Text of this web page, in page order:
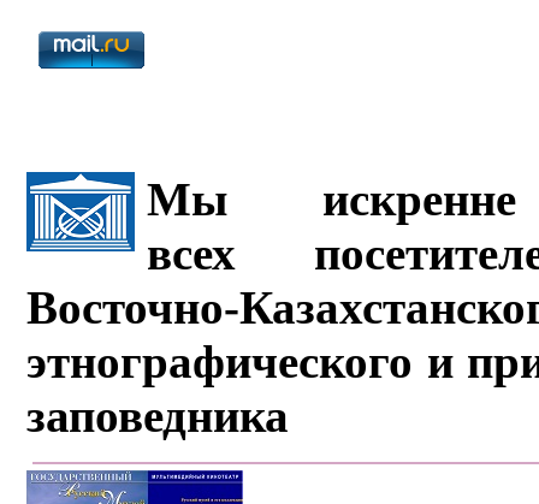
Мы искренне
всех
Восточно-
этнографического и
заповедника